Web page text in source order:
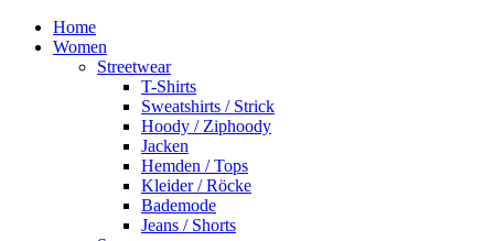
Home
Women
Streetwear
T-Shirts
Sweatshirts / Strick
Hoody / Ziphoody
Jacken
Hemden / Tops
Kleider / Röcke
Bademode
Jeans / Shorts